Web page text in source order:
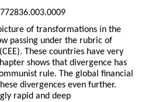
of transformations in the
passing under the rubric of
These countries have very
shows that divergence has
rule. The global financial
divergences even further.
rapid and deep